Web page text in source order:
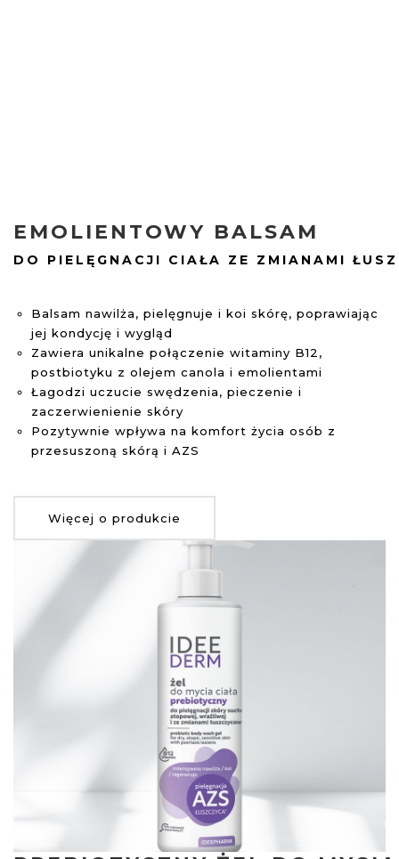
EMOLIENTOWY BALSAM
DO PIELĘGNACJI CIAŁA ZE ZMIANAMI
Balsam nawilża, pielęgnuje i koi skórę, poprawiając
jej kondycję i wygląd
Zawiera unikalne połączenie witaminy B12,
postbiotyku z olejem canola i emolientami
Łagodzi uczucie swędzenia, pieczenie i
zaczerwienienie skóry
Pozytywnie wpływa na komfort życia osób z
przesuszoną skórą i AZS
Więcej o produkcie